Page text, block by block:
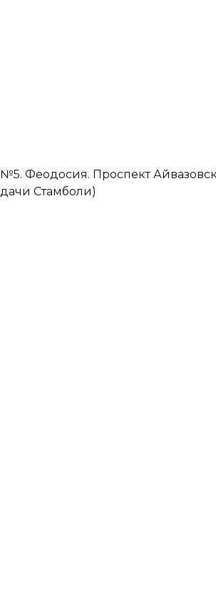
№5. Феодосия. Проспект
дачи Стамболи)